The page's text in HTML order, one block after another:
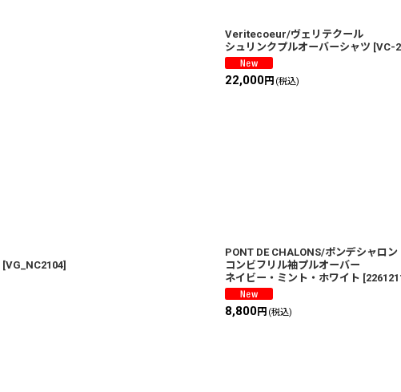
Veritecoeur/ヴェリテクール
シュリンクプルオーバーシャツ [VC-
22,000円 (税込)
[VG_NC2104]
PONT DE CHALONS/ポンデシャロン
コンビフリル袖プルオーバー
ネイビー・ミント・ホワイト [
8,800円 (税込)